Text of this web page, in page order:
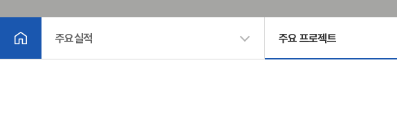
주요실적 주요 프로젝트